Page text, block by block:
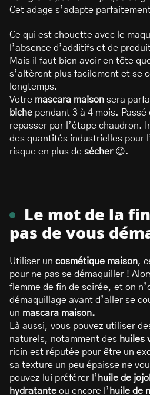
Cet adage s’adapte
Ce qui est chouette avec le
l’absence d’additifs et de
Mais il faut bien avoir en tête
s’altèrent plus facilement et se
longtemps.
Votre mascara maison sera
biche pendant 3 à 4 mois.
repasser par l’étape chaudron.
des quantités industrielles pour
risque en plus de sécher😉.
Le mot de la
pas de vous
Utiliser un cosmétique maison,
pour ne pas se démaquiller !
flemme de fin de soirée, et on
démaquillage avant d’aller se
un mascara maison.
Là aussi, vous pouvez utiliser
naturels, notamment des huiles
ricin est réputée pour être un
sa texture un peu épaisse ne
pouvez lui préférer l’ huile de
hydratante ou encore l’ huile de